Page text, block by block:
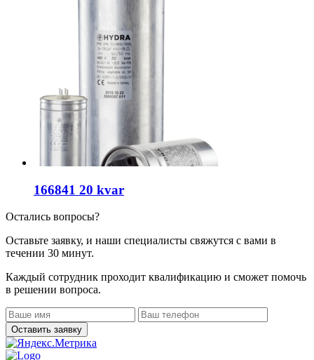
166841 20 kvar
Остались вопросы?
Оставьте заявку, и наши специалисты свяжутся с вами в
течении 30 минут.
Каждый сотрудник проходит квалификацию и сможет помочь
в решении вопроса.